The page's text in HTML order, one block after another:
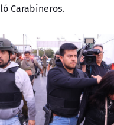
Carabineros.